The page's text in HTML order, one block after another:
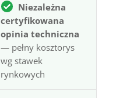
Niezależna
certyfikowana
opinia techniczna
— pełny kosztorys
wg stawek
rynkowych